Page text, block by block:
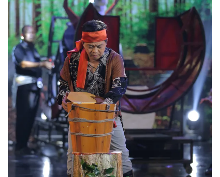
® Cấm sao chép dưới mọi hình thức nếu không có sự chấp
thuận bằng văn bản. Ghi rõ nguồn VTV.vn khi phát hành lại
thông tin từ website này.